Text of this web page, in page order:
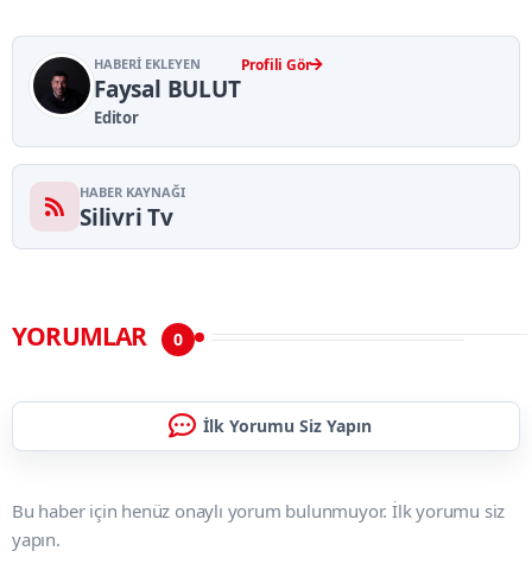
HABERI EKLEYEN
Faysal BULUT
Editor
Profili Gör
HABER KAYNAĞI
Silivri Tv
YORUMLAR 0
İlk Yorumu Siz Yapın
Bu haber için henüz onaylı yorum bulunmuyor. İlk yorumu siz
yapın.